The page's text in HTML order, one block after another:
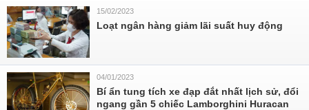
15/02/2023
Loạt ngân hàng giảm lãi suất huy động
04/01/2023
Bí ẩn tung tích xe đạp đắt nhất lịch sử, đổi
ngang gần 5 chiếc Lamborghini Huracan